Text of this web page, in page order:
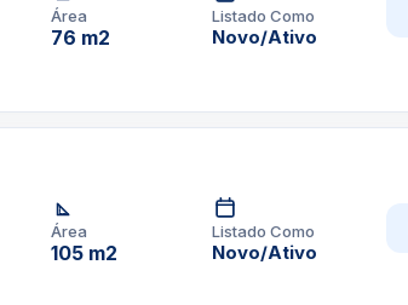
Área
76 m2
Listado Como
Novo/Ativo
Área
105 m2
Listado Como
Novo/Ativo